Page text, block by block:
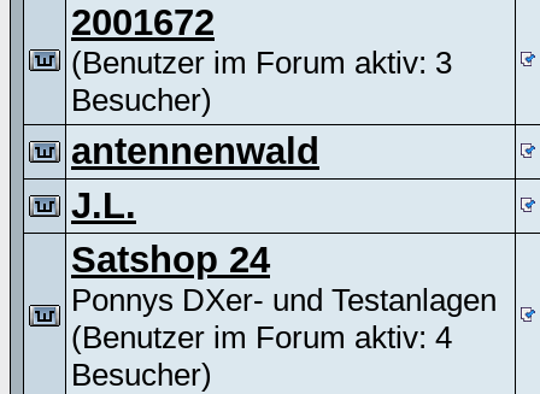
2001672
(Benutzer im Forum aktiv: 3
Besucher)
antennenwald
J.L.
Satshop 24
Ponnys DXer- und Testanlagen
(Benutzer im Forum aktiv: 4
Besucher)